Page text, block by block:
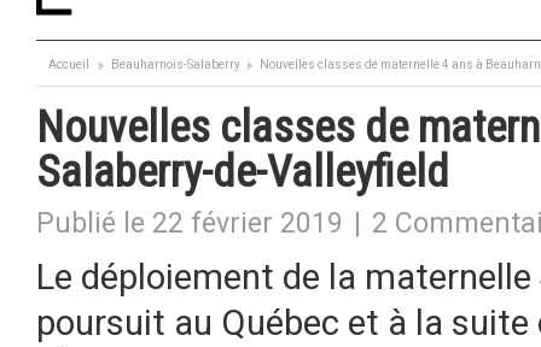
Accueil Beauharnois-Salaberry Nouvelles classes de maternelle 4 ans à
Nouvelles classes de
Salaberry-de-Valleyfield
Publié le 22 février 2019 2
Le déploiement de la
poursuit au Québec et à la suite